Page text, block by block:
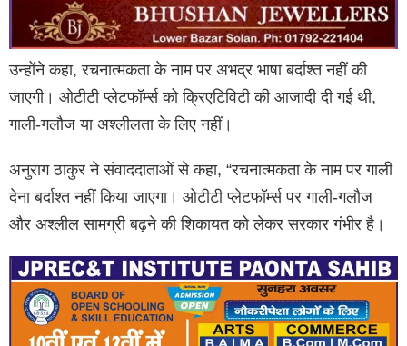
उन्होंने कहा, रचनात्मकता के नाम पर अभद्र भाषा बर्दाश्त नहीं की
जाएगी। ओटीटी प्लेटफॉर्म्स को क्रिएटिविटी की आजादी दी गई थी,
गाली-गलौज या अश्लीलता के लिए नहीं।
अनुराग ठाकुर ने संवाददाताओं से कहा, “रचनात्मकता के नाम पर गाली
देना बर्दाश्त नहीं किया जाएगा। ओटीटी प्लेटफॉर्म्स पर गाली-गलौज
और अश्लील सामग्री बढ़ने की शिकायत को लेकर सरकार गंभीर है।